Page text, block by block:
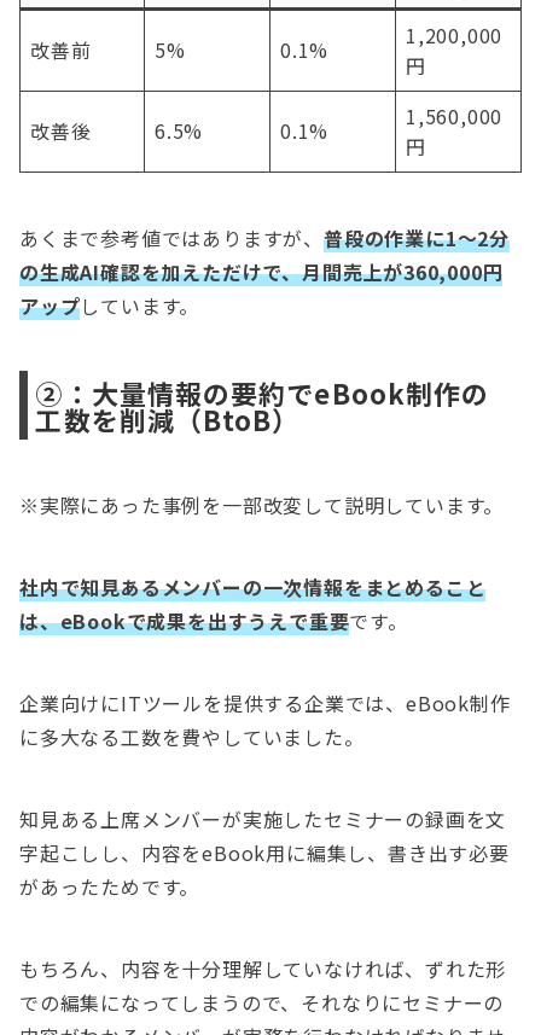
改善前 5% 0.1%
1,200,000
円
改善後 6.5% 0.1%
1,560,000
円
あくまで参考値ではありますが、 普段の作業に1～2分
の生成AI確認を加えただけで、月間売上が360,000円
アップしています。
②：大量情報の要約でeBook制作の
工数を削減（BtoB）
※実際にあった事例を一部改変して説明しています。
社内で知見あるメンバーの一次情報をまとめること
は、eBookで成果を出すうえで重要です。
企業向けにITツールを提供する企業では、eBook制作
に多大なる工数を費やしていました。
知見ある上席メンバーが実施したセミナーの録画を文
字起こしし、内容をeBook用に編集し、書き出す必要
があったためです。
もちろん、内容を十分理解していなければ、ずれた形
での編集になってしまうので、それなりにセミナーの